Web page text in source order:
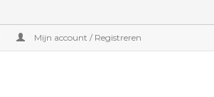
Mijn account / Registreren